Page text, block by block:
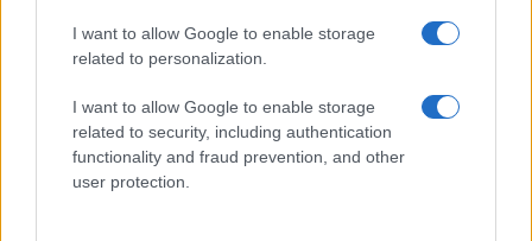
I want to allow Google to enable storage
related to personalization.
I want to allow Google to enable storage
related to security, including authentication
functionality and fraud prevention, and other
user protection.